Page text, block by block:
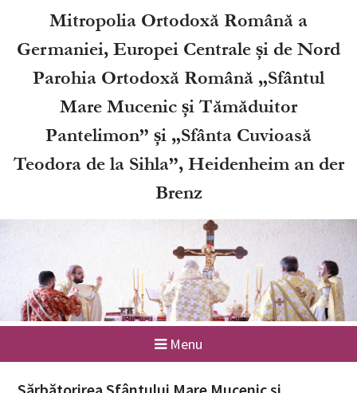
content
Mitropolia Ortodoxă Română a
Germaniei, Europei Centrale și de Nord
Parohia Ortodoxă Română „Sfântul
Mare Mucenic și Tămăduitor
Pantelimon” și „Sfânta Cuvioasă
Teodora de la Sihla”, Heidenheim an der
Brenz
Menu